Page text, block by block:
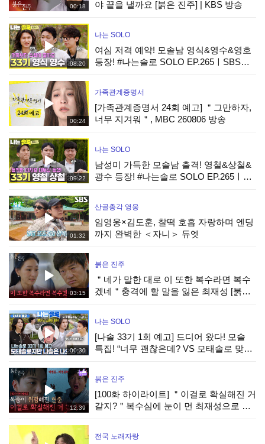
00:18
야 끝을 낼까요 [붉은 진주] | KBS 방송
08:20
나는 SOLO
여심 저격 예약! 모솔남 영식&영수&영호
등장! #나는솔로 SOLO EP.265ㅣSBS
00:24
가족관계증명서
[가족관계증명서 24회 예고] ＂그만하자,
너무 지겨워＂, MBC 260806 방송
09:22
나는 SOLO
남성미 가득한 모솔남 출격! 영철&상철&
광수 등장! #나는솔로 SOLO EP.265ㅣ
01:32
산골총각 영웅
임영웅×김도훈, 찰떡 호흡 자랑하며 엔딩
까지 완벽한 ＜자니＞ 듀엣
03:15
붉은 진주
＂네가 말한 대로 이 또한 복수라면 복수
겠네＂충격에 할 말을 잃은 최재성 [붉은
00:30
나는 SOLO
[나솔 33기 1회 예고] 드디어 왔다! 모솔
특집! “너무 괜찮은데? VS 모태솔로 맞네”
12:39
붉은 진주
[100화 하이라이트] ＂이걸로 확실해진 거
같지?＂복수심에 눈이 먼 최재성으로 목
전국 노래자랑